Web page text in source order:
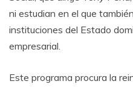
ni estudian en el que
instituciones del Estado
empresarial.
Este programa procura la